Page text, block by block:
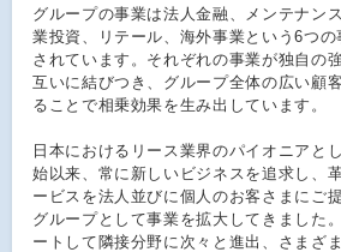
グループの事業は法人金融、メンテナン
業投資、リテール、海外事業という6つ
されています。それぞれの事業が独自の
互いに結びつき、グループ全体の広い顧
ることで相乗効果を生み出しています。
日本におけるリース業界のパイオニアと
始以来、常に新しいビジネスを追求し、
ービスを法人並びに個人のお客さまにご
グループとして事業を拡大してきました
ートして隣接分野に次々と進出、さまざ